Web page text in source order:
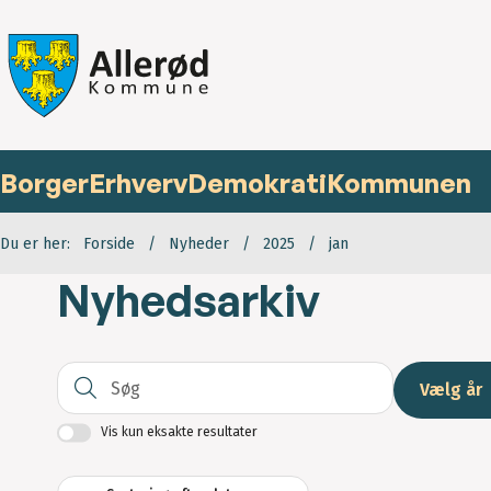
BorgerErhvervDemokratiKommunen
Du er her: Forside Nyheder 2025 jan
Nyhedsarkiv
Søg
Vis kun eksakte resultater
Vælg år